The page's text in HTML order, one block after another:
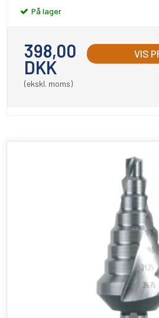
På lager
398,00
DKK
(ekskl. moms)
VIS